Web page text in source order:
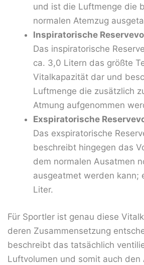
und ist die Luftmenge die
normalen Atemzug
Inspiratorische
Das inspiratorische
ca. 3,0 Litern das größte
Vitalkapazität dar und
Luftmenge die zusätzlich
Atmung aufgenommen
Exspiratorische
Das exspiratorische
beschreibt hingegen das
dem normalen Ausatmen
ausgeatmet werden kann;
Liter.
Für Sportler ist genau diese
deren Zusammensetzung
beschreibt das tatsächlich
Luftvolumen und somit auch den